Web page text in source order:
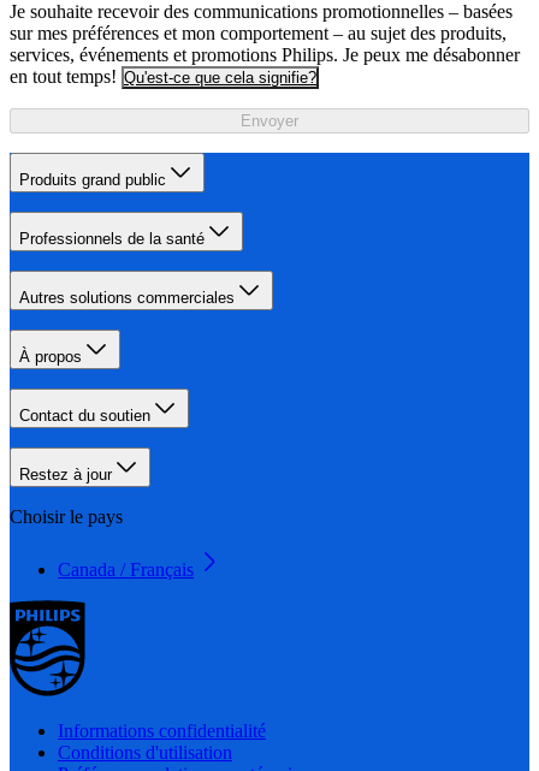
Je souhaite recevoir des communications promotionnelles – basées
sur mes préférences et mon comportement – au sujet des produits,
services, événements et promotions Philips. Je peux me désabonner
en tout temps! Qu'est-ce que cela signifie?
Envoyer
Produits grand public
Professionnels de la santé
Autres solutions commerciales
À propos
Contact du soutien
Restez à jour
Choisir le pays
Canada / Français
Informations confidentialité
Conditions d'utilisation